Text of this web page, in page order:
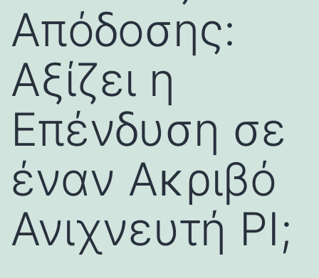
Απόδοσης:
Αξίζει η
Επένδυση σε
έναν Ακριβό
Ανιχνευτή PI;